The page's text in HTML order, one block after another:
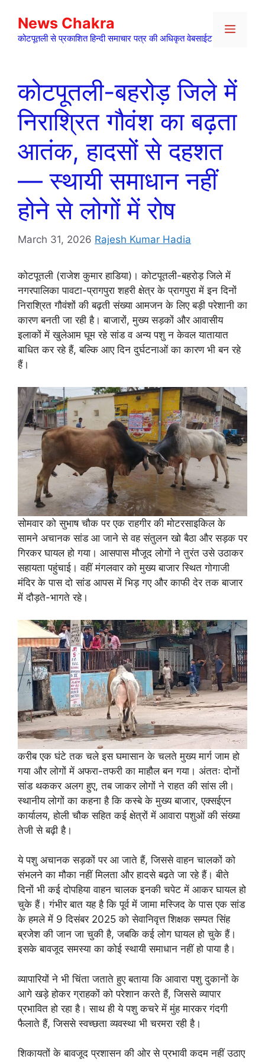
content
News Chakra
कोटपूतली से प्रकाशित हिन्दी समाचार पत्र की अधिकृत वेबसाईट
Menu
कोटपूतली-बहरोड़ जिले में
निराश्रित गौवंश का बढ़ता
आतंक, हादसों से दहशत
— स्थायी समाधान नहीं
होने से लोगों में रोष
March 31, 2026 Rajesh Kumar Hadia
कोटपूतली (राजेश कुमार हाडिया)। कोटपूतली-बहरोड़ जिले में
नगरपालिका पावटा-प्रागपुरा शहरी क्षेत्र के प्रागपुरा में इन दिनों
निराश्रित गौवंशों की बढ़ती संख्या आमजन के लिए बड़ी परेशानी का
कारण बनती जा रही है। बाजारों, मुख्य सड़कों और आवासीय
इलाकों में खुलेआम घूम रहे सांड व अन्य पशु न केवल यातायात
बाधित कर रहे हैं, बल्कि आए दिन दुर्घटनाओं का कारण भी बन रहे
हैं।
सोमवार को सुभाष चौक पर एक राहगीर की मोटरसाइकिल के
सामने अचानक सांड आ जाने से वह संतुलन खो बैठा और सड़क पर
गिरकर घायल हो गया। आसपास मौजूद लोगों ने तुरंत उसे उठाकर
सहायता पहुंचाई। वहीं मंगलवार को मुख्य बाजार स्थित गोगाजी
मंदिर के पास दो सांड आपस में भिड़ गए और काफी देर तक बाजार
में दौड़ते-भागते रहे।
करीब एक घंटे तक चले इस घमासान के चलते मुख्य मार्ग जाम हो
गया और लोगों में अफरा-तफरी का माहौल बन गया। अंततः दोनों
सांड थककर अलग हुए, तब जाकर लोगों ने राहत की सांस ली।
स्थानीय लोगों का कहना है कि कस्बे के मुख्य बाजार, एक्सईएन
कार्यालय, होली चौक सहित कई क्षेत्रों में आवारा पशुओं की संख्या
तेजी से बढ़ी है।
ये पशु अचानक सड़कों पर आ जाते हैं, जिससे वाहन चालकों को
संभलने का मौका नहीं मिलता और हादसे बढ़ते जा रहे हैं। बीते
दिनों भी कई दोपहिया वाहन चालक इनकी चपेट में आकर घायल हो
चुके हैं। गंभीर बात यह है कि पूर्व में जामा मस्जिद के पास एक सांड
के हमले में 9 दिसंबर 2025 को सेवानिवृत्त शिक्षक सम्पत सिंह
ब्रजेश की जान जा चुकी है, जबकि कई लोग घायल हो चुके हैं।
इसके बावजूद समस्या का कोई स्थायी समाधान नहीं हो पाया है।
व्यापारियों ने भी चिंता जताते हुए बताया कि आवारा पशु दुकानों के
आगे खड़े होकर ग्राहकों को परेशान करते हैं, जिससे व्यापार
प्रभावित हो रहा है। साथ ही ये पशु कचरे में मुंह मारकर गंदगी
फैलाते हैं, जिससे स्वच्छता व्यवस्था भी चरमरा रही है।
शिकायतों के बावजूद प्रशासन की ओर से प्रभावी कदम नहीं उठाए